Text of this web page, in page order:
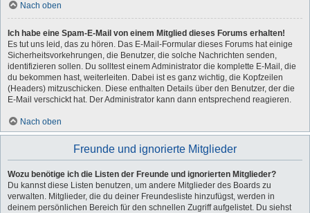
Nach oben
Ich habe eine Spam-E-Mail von einem Mitglied dieses Forums erhalten!
Es tut uns leid, das zu hören. Das E-Mail-Formular dieses Forums hat einige
Sicherheitsvorkehrungen, die Benutzer, die solche Nachrichten senden,
identifizieren sollen. Du solltest einem Administrator die komplette E-Mail, die
du bekommen hast, weiterleiten. Dabei ist es ganz wichtig, die Kopfzeilen
(Headers) mitzuschicken. Diese enthalten Details über den Benutzer, der die
E-Mail verschickt hat. Der Administrator kann dann entsprechend reagieren.
Nach oben
Freunde und ignorierte Mitglieder
Wozu benötige ich die Listen der Freunde und ignorierten Mitglieder?
Du kannst diese Listen benutzen, um andere Mitglieder des Boards zu
verwalten. Mitglieder, die du deiner Freundesliste hinzufügst, werden in
deinem persönlichen Bereich für den schnellen Zugriff aufgelistet. Du siehst